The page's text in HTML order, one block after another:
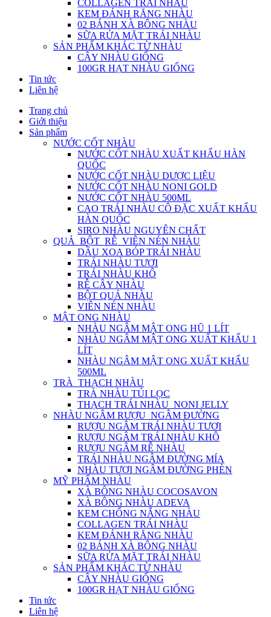
COLLAGEN TRÁI NHÀU
KEM ĐÁNH RĂNG NHÀU
02 BÁNH XÀ BÔNG NHÀU
SỮA RỬA MẶT TRÁI NHÀU
SẢN PHẨM KHÁC TỪ NHÀU
CÂY NHÀU GIỐNG
100GR HẠT NHÀU GIỐNG
Tin tức
Liên hệ
Trang chủ
Giới thiệu
Sản phẩm
NƯỚC CỐT NHÀU
NƯỚC CỐT NHÀU XUẤT KHẨU HÀN
QUỐC
NƯỚC CỐT NHÀU DƯỢC LIỆU
NƯỚC CỐT NHÀU NONI GOLD
NƯỚC CỐT NHÀU 500ML
CAO TRÁI NHÀU CÔ ĐẶC XUẤT KHẨU
HÀN QUỐC
SIRO NHÀU NGUYÊN CHẤT
QUẢ_BỘT_RỄ_VIÊN NÉN NHÀU
DẦU XOA BÓP TRÁI NHÀU
TRÁI NHÀU TƯƠI
TRÁI NHÀU KHÔ
RỄ CÂY NHÀU
BỘT QUẢ NHÀU
VIÊN NÉN NHÀU
MẬT ONG NHÀU
NHÀU NGÂM MẬT ONG HŨ 1 LÍT
NHÀU NGÂM MẬT ONG XUẤT KHẨU 1
LÍT
NHÀU NGÂM MẬT ONG XUẤT KHẨU
500ML
TRÀ_THẠCH NHÀU
TRÀ NHÀU TÚI LỌC
THẠCH TRÁI NHÀU_NONI JELLY
NHÀU NGÂM RƯỢU_NGÂM ĐƯỜNG
RƯỢU NGÂM TRÁI NHÀU TƯƠI
RƯỢU NGÂM TRÁI NHÀU KHÔ
RƯỢU NGÂM RỄ NHÀU
TRÁI NHÀU NGÂM ĐƯỜNG MÍA
NHÀU TƯƠI NGÂM ĐƯỜNG PHÈN
MỸ PHẨM NHÀU
XÀ BÔNG NHÀU COCOSAVON
XÀ BÔNG NHÀU ADEVA
KEM CHỐNG NẮNG NHÀU
COLLAGEN TRÁI NHÀU
KEM ĐÁNH RĂNG NHÀU
02 BÁNH XÀ BÔNG NHÀU
SỮA RỬA MẶT TRÁI NHÀU
SẢN PHẨM KHÁC TỪ NHÀU
CÂY NHÀU GIỐNG
100GR HẠT NHÀU GIỐNG
Tin tức
Liên hệ